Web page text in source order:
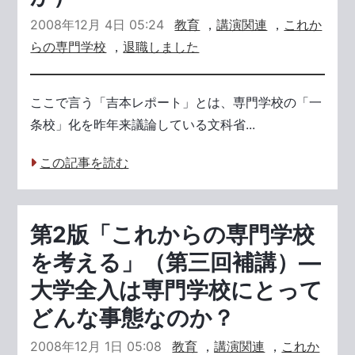
2008年12月 4日 05:24 教育 ，講演関連 ， これか
らの専門学校 ，退職しました
ここで言う「吉本レポート」とは、専門学校の「一
条校」化を昨年来議論している文科省...
この記事を読む
第2版「これからの専門学校
を考える」（第三回補講）―
大学全入は専門学校にとって
どんな事態なのか？
2008年12月 1日 05:08 教育 ，講演関連 ， これか